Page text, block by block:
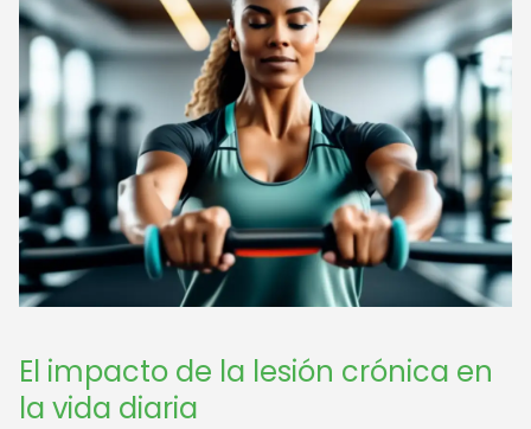
El impacto de la lesión crónica en
la vida diaria